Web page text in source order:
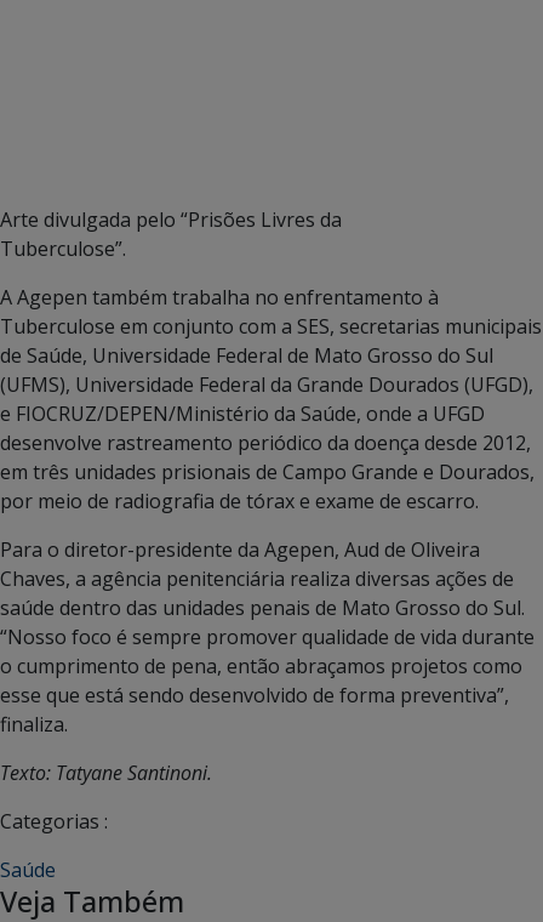
Arte divulgada pelo “Prisões Livres da
Tuberculose”.
A Agepen também trabalha no enfrentamento à
Tuberculose em conjunto com a SES, secretarias municipais
de Saúde, Universidade Federal de Mato Grosso do Sul
(UFMS), Universidade Federal da Grande Dourados (UFGD),
e FIOCRUZ/DEPEN/Ministério da Saúde, onde a UFGD
desenvolve rastreamento periódico da doença desde 2012,
em três unidades prisionais de Campo Grande e Dourados,
por meio de radiografia de tórax e exame de escarro.
Para o diretor-presidente da Agepen, Aud de Oliveira
Chaves, a agência penitenciária realiza diversas ações de
saúde dentro das unidades penais de Mato Grosso do Sul.
“Nosso foco é sempre promover qualidade de vida durante
o cumprimento de pena, então abraçamos projetos como
esse que está sendo desenvolvido de forma preventiva”,
finaliza.
Texto: Tatyane Santinoni.
Categorias :
Saúde
Veja Também